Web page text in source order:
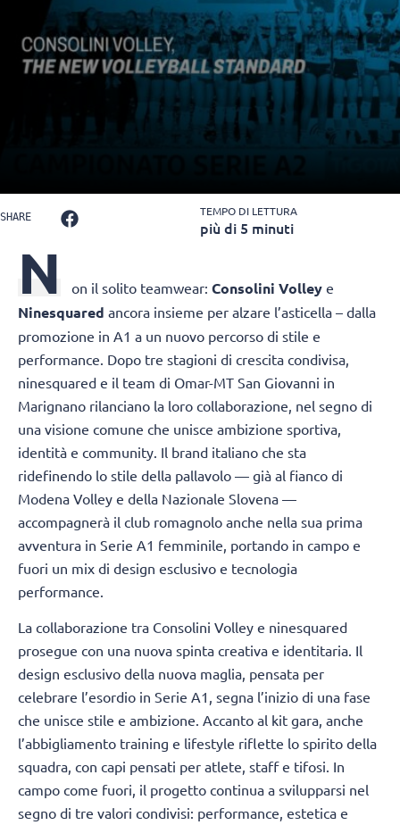
SHARE TEMPO DI LETTURA
più di 5 minuti
N on il solito teamwear: Consolini Volley e
Ninesquared ancora insieme per alzare l’asticella – dalla
promozione in A1 a un nuovo percorso di stile e
performance. Dopo tre stagioni di crescita condivisa,
ninesquared e il team di Omar-MT San Giovanni in
Marignano rilanciano la loro collaborazione, nel segno di
una visione comune che unisce ambizione sportiva,
identità e community. Il brand italiano che sta
ridefinendo lo stile della pallavolo — già al fianco di
Modena Volley e della Nazionale Slovena —
accompagnerà il club romagnolo anche nella sua prima
avventura in Serie A1 femminile, portando in campo e
fuori un mix di design esclusivo e tecnologia
performance.
La collaborazione tra Consolini Volley e ninesquared
prosegue con una nuova spinta creativa e identitaria. Il
design esclusivo della nuova maglia, pensata per
celebrare l’esordio in Serie A1, segna l’inizio di una fase
che unisce stile e ambizione. Accanto al kit gara, anche
l’abbigliamento training e lifestyle riflette lo spirito della
squadra, con capi pensati per atlete, staff e tifosi. In
campo come fuori, il progetto continua a svilupparsi nel
segno di tre valori condivisi: performance, estetica e